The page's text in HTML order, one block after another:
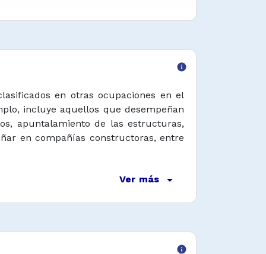
info
en otras ocupaciones en el
incluye aquellos que desempeñan
apuntalamiento de las estructuras,
en compañías constructoras, entre
Ver más arrow_drop_down
info